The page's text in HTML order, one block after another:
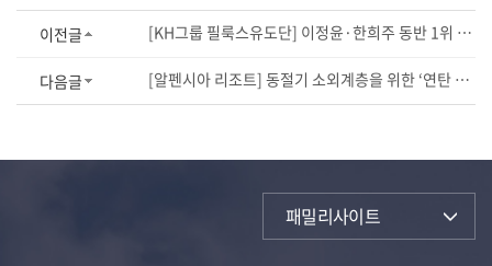
이전글 [KH그룹 필룩스유도단] 이정윤·한희주 동반 1위 쾌거!
다음글 [알펜시아 리조트] 동절기 소외계층을 위한 ‘연탄 나눔 봉사활동’ 실시
패밀리사이트